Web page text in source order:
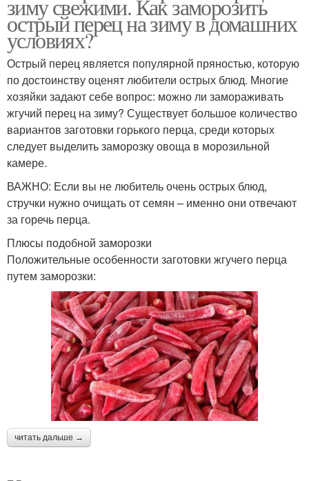
зиму свежими. Как заморозить
острый перец на зиму в домашних
условиях?
Острый перец является популярной пряностью, которую
по достоинству оценят любители острых блюд. Многие
хозяйки задают себе вопрос: можно ли замораживать
жгучий перец на зиму? Существует большое количество
вариантов заготовки горького перца, среди которых
следует выделить заморозку овоща в морозильной
камере.
ВАЖНО: Если вы не любитель очень острых блюд,
стручки нужно очищать от семян – именно они отвечают
за горечь перца.
Плюсы подобной заморозки
Положительные особенности заготовки жгучего перца
путем заморозки:
читать дальше →